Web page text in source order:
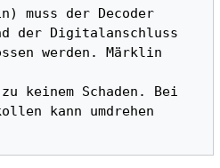
muss der Decoder
der Digitalanschluss
werden. Märklin
keinem Schaden. Bei
kann umdrehen